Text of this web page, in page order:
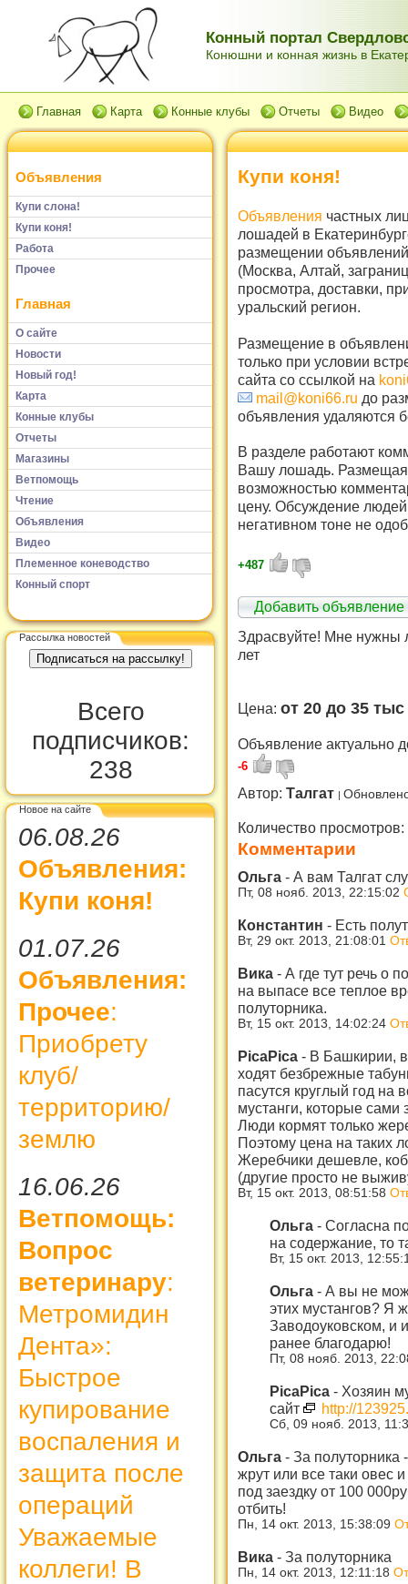
Конный портал
Конюшни и конная жизнь в
Главная Карта Конные клубы Отчеты Видео
Объявления
Купи слона!
Купи коня!
Работа
Прочее
Главная
О сайте
Новости
Новый год!
Карта
Конные клубы
Отчеты
Магазины
Ветпомощь
Чтение
Объявления
Видео
Племенное коневодство
Конный спорт
Рассылка новостей
Всего
подписчиков:
238
Новое на сайте
06.08.26
Объявления:
Купи коня!
01.07.26
Объявления:
Прочее:
Приобрету
клуб/
территорию/
землю
16.06.26
Ветпомощь:
Вопрос
ветеринару:
Метромидин
Дента»:
Быстрое
купирование
воспаления и
защита после
операций
Уважаемые
коллеги! В
Купи коня!
Объявления частных
лошадей в
размещении
(Москва, Алтай,
просмотра, доставки,
уральский регион.
Размещение в
только при условии
сайта со ссылкой на
mail@koni66.ru до
объявления удаляются
В разделе работают
Вашу лошадь. Размещая
возможностью
цену. Обсуждение
негативном тоне не
+487
Добавить объявление
Здрасвуйте! Мне нужны
лет
Цена: от 20 до 35
Объявление актуально
-6
Автор: Талгат
Количество просмотров:
Комментарии
Ольга - А вам Талгат
Пт, 08 нояб. 2013, 22:15:02
Константин - Есть
Вт, 29 окт. 2013, 21:08:01
Вика - А где тут речь о
на выпасе все теплое
полуторника.
Вт, 15 окт. 2013, 14:02:24
PicaPica - В Башкирии,
ходят безбрежные
пасутся круглый год на
мустанги, которые сами
Люди кормят только
Поэтому цена на таких
Жеребчики дешевле,
(другие просто не
Вт, 15 окт. 2013, 08:51:58
Ольга - Согласна
на содержание, то
Вт, 15 окт. 2013,
Ольга - А вы не
этих мустангов? Я
Заводоуковском, и
ранее благодарю!
Пт, 08 нояб. 2013,
PicaPica - Хозяин
сайт
http://
Сб, 09 нояб. 2013,
Ольга - За полуторника
жрут или все таки овес
под заездку от 100
отбить!
Пн, 14 окт. 2013, 15:38:09
Вика - За полуторника
Пн, 14 окт. 2013, 12:11:18